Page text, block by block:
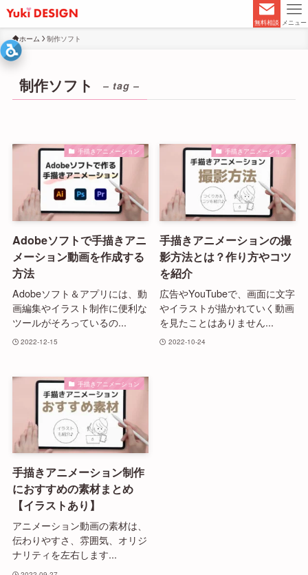
無料相談 メニュー
ホーム 制作ソフト
制作ソフト – tag –
手描きアニメーション
Adobeソフトで手描きアニ
メーション動画を作成する
方法
Adobeソフト＆アプリには、動
画編集やイラスト制作に便利な
ツールがそろっているの...
2022-12-15
手描きアニメーション
手描きアニメーションの撮
影方法とは？作り方やコツ
を紹介
広告やYouTubeで、画面に文字
やイラストが描かれていく動画
を見たことはありません...
2022-10-24
手描きアニメーション
手描きアニメーション制作
におすすめの素材まとめ
【イラストあり】
アニメーション動画の素材は、
伝わりやすさ、雰囲気、オリジ
ナリティを左右します...